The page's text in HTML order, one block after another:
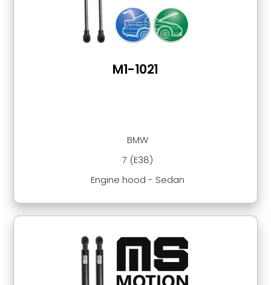
BMW
7 (E38)
Engine hood - Sedan
M1-1021